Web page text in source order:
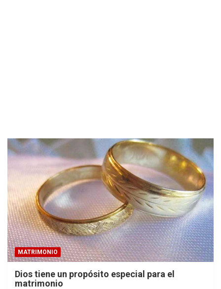
MATRIMONIO
Dios tiene un propósito especial para el
matrimonio